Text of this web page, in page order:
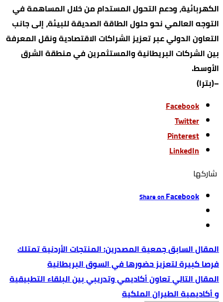
الكهربائية، ودعم التحول المستدام من خلال المساهمة في
التوجه العالمي نحو حلول الطاقة الصديقة للبيئة، إلى جانب
التعاون الدولي عبر تعزيز الشراكات الاقتصادية ونقل المعرفة
بين الشركات البريطانية والمستثمرين في منطقة الشرق
الأوسط.
–(بترا)
Facebook
Twitter
Pinterest
LinkedIn
‫‫ شاركها‬
Share onFacebook
جمعية المصدرين: المنتجات الأردنية تمتلك
فرصا كبيرة لتعزيز حضورها في السوق البريطانية
تعاون أكاديمي وتدريبي بين البلقاء التطبيقية
و أكاديمية الطيران الملكية